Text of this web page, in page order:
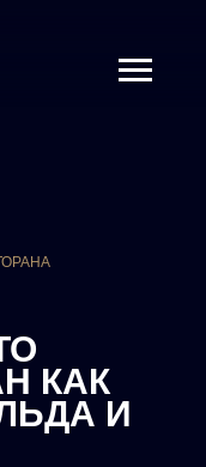
КАК
И